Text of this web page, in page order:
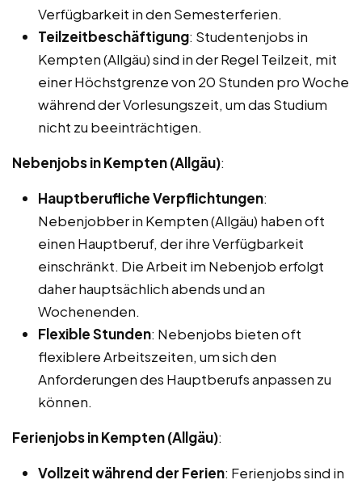
Verfügbarkeit in den Semesterferien.
Teilzeitbeschäftigung: Studentenjobs in
Kempten (Allgäu) sind in der Regel Teilzeit, mit
einer Höchstgrenze von 20 Stunden pro Woche
während der Vorlesungszeit, um das Studium
nicht zu beeinträchtigen.
Nebenjobs in Kempten (Allgäu):
Hauptberufliche Verpflichtungen:
Nebenjobber in Kempten (Allgäu) haben oft
einen Hauptberuf, der ihre Verfügbarkeit
einschränkt. Die Arbeit im Nebenjob erfolgt
daher hauptsächlich abends und an
Wochenenden.
Flexible Stunden: Nebenjobs bieten oft
flexiblere Arbeitszeiten, um sich den
Anforderungen des Hauptberufs anpassen zu
können.
Ferienjobs in Kempten (Allgäu):
Vollzeit während der Ferien: Ferienjobs sind in